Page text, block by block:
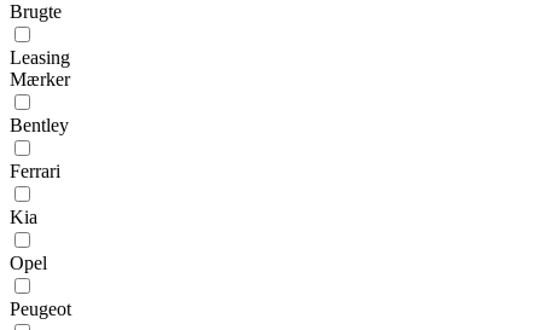
Brugte
Leasing
Mærker
Bentley
Ferrari
Kia
Opel
Peugeot